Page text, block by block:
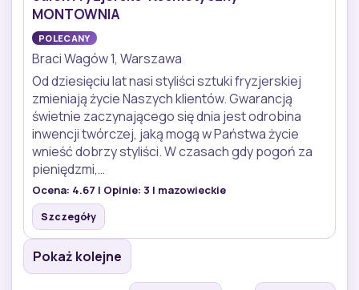
MONTOWNIA
POLECANY
Braci Wagów 1, Warszawa
Od dziesięciu lat nasi styliści sztuki fryzjerskiej
zmieniają życie Naszych klientów. Gwarancją
świetnie zaczynającego się dnia jest odrobina
inwencji twórczej, jaką mogą w Państwa życie
wnieść dobrzy styliści. W czasach gdy pogoń za
pieniędzmi,…
Ocena: 4.67 | Opinie: 3 | mazowieckie
Szczegóły
Pokaż kolejne